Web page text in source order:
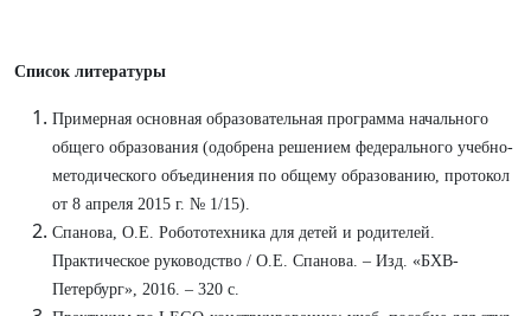
Список литературы
Примерная основная образовательная программа начального
общего образования (одобрена решением федерального учебно-
методического объединения по общему образованию, протокол
от 8 апреля 2015 г. № 1/15).
Спанова, О.Е. Робототехника для детей и родителей.
Практическое руководство / О.Е. Спанова. – Изд. «БХВ-
Петербург», 2016. – 320 с.